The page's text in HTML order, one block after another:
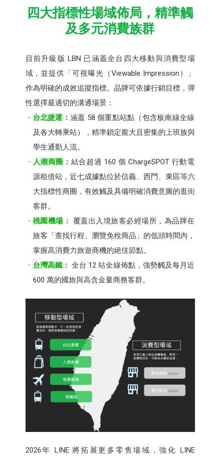
四大指標性場域佈局，精準觸
及多元消費族群
目前升級版 LBN 已涵蓋全台四大移動與消費型場
域，並提供「可視曝光（Viewable Impression）」
作為明確的成效追蹤指標。品牌可依據行銷目標，彈
性選擇最適切的溝通場景：
台北捷運： 涵蓋 58 個重點站點（包含板南線全線
及各大轉乘站），精準鎖定龐大且密集的上班族與
學生通勤人流。
人潮商圈： 結合超過 160 個 ChargeSPOT 行動電
源租借站，近七成據點位於信義、西門、東區等六
大指標性商圈，有效觸及具備明確消費意圖的逛街
客群。
桃園機場：
覆蓋出入境旅客必經場所，為品牌在
旅客「查找行程、瀏覽免稅商品」的低頭時間內，
掌握高消費力旅遊商機的絕佳節點。
台灣高鐵：全台 12 站全線佈點，強勢觸及每月近
600 萬的國旅與高含金量商務客群。
2026年 LINE 將拓展更多零售場域，強化 LINE